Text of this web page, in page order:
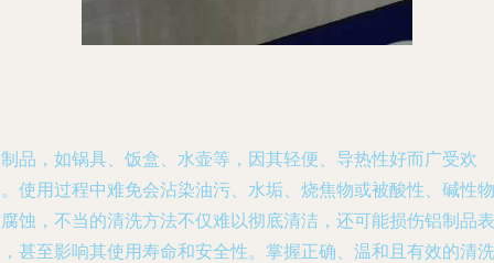
品，如锅具、饭盒、水壶等，因其轻便、导热性好而广受欢
使用过程中难免会沾染油污、水垢、烧焦物或被酸性、碱性物
蚀，不当的清洗方法不仅难以彻底清洁，还可能损伤铝制品表
甚至影响其使用寿命和安全性。掌握正确、温和且有效的清洗